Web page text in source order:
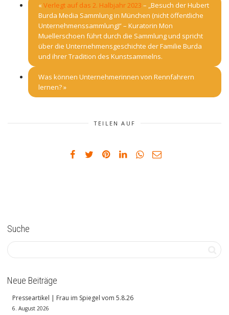
«Verlegt auf das 2. Halbjahr 2023 – „Besuch der Hubert
Burda Media Sammlung in München (nicht öffentliche
Unternehmenssammlung)“ – Kuratorin Mon
Muellerschoen führt durch die Sammlung und spricht
über die Unternehmensgeschichte der Familie Burda
und ihrer Tradition des Kunstsammelns.
Was können Unternehmerinnen von Rennfahrern
lernen?»
TEILEN AUF
Suche
Neue Beiträge
Presseartikel | Frau im Spiegel vom 5.8.26
6. August 2026